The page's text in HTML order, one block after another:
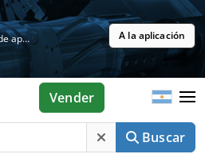
Gratis en la tienda de aplicaciones A la aplicación
Buscar
Vender